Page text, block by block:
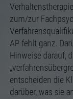
zum/zur
AP fehlt ganz.
Hinweise darauf,
entscheiden die
darüber, was sie